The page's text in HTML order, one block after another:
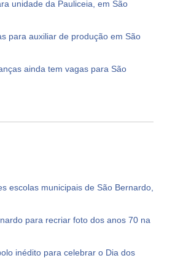
unidade da Pauliceia, em São
para auxiliar de produção em São
ainda tem vagas para São
escolas municipais de São Bernardo,
para recriar foto dos anos 70 na
inédito para celebrar o Dia dos